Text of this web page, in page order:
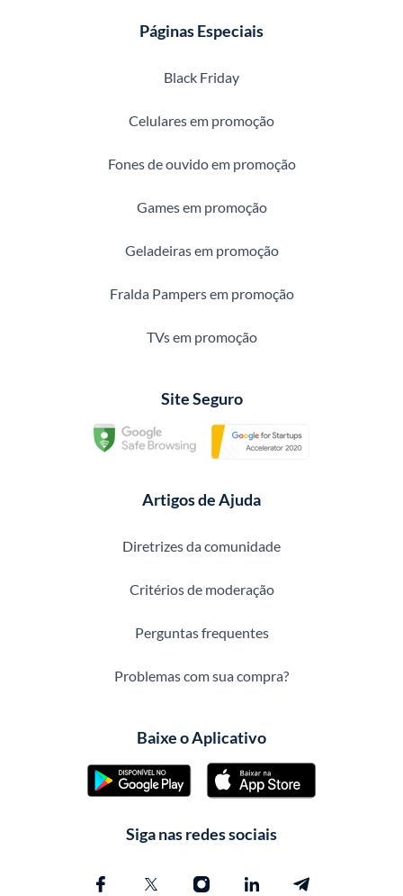
Páginas Especiais
Black Friday
Celulares em promoção
Fones de ouvido em promoção
Games em promoção
Geladeiras em promoção
Fralda Pampers em promoção
TVs em promoção
Site Seguro
Artigos de Ajuda
Diretrizes da comunidade
Critérios de moderação
Perguntas frequentes
Problemas com sua compra?
Baixe o Aplicativo
Siga nas redes sociais